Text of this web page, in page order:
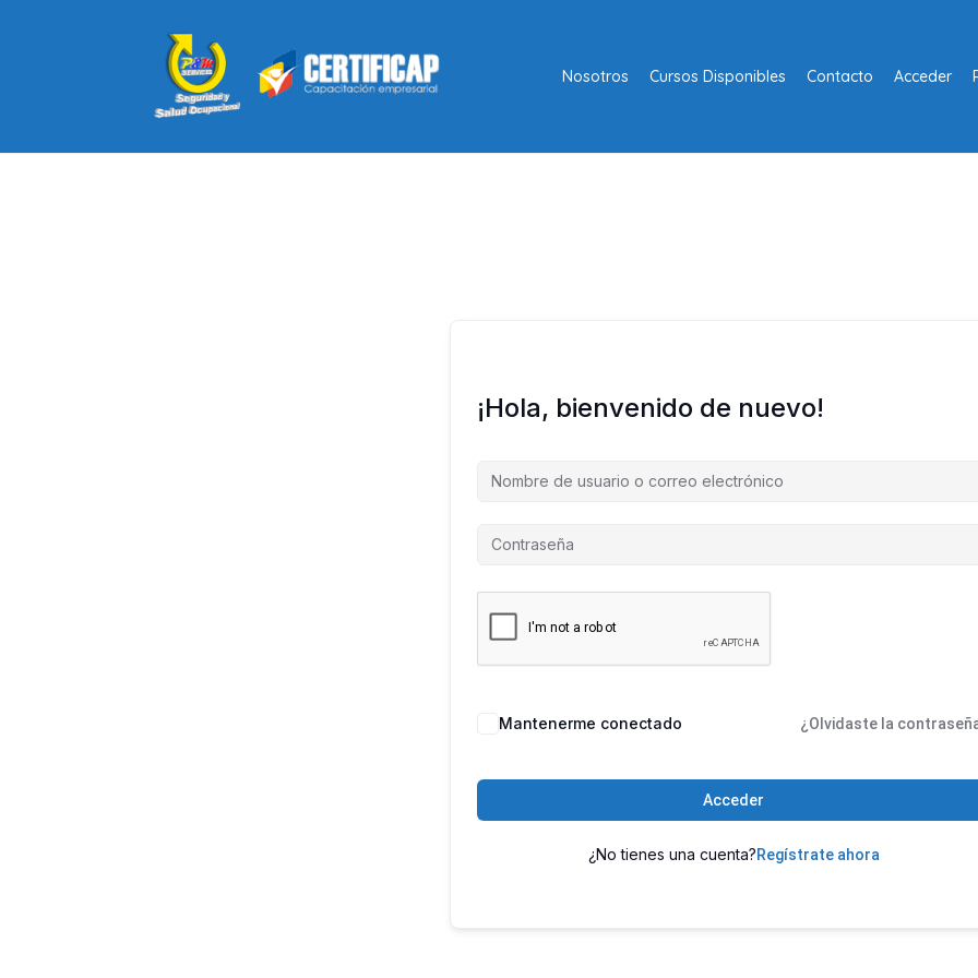
Nosotros Cursos Disponibles Contacto Acceder
¡Hola, bienvenido de nuevo!
Mantenerme conectado ¿Olvidaste la
Acceder
¿No tienes una cuenta?Regístrate ahora